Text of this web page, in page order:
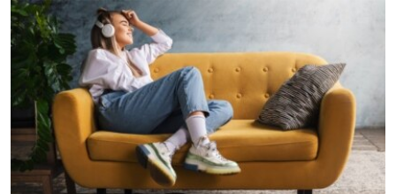
СЛЕДЕТЕ НЕ
РСЕ веб страници